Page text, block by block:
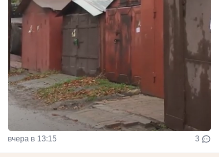
вчера в 13:15 3